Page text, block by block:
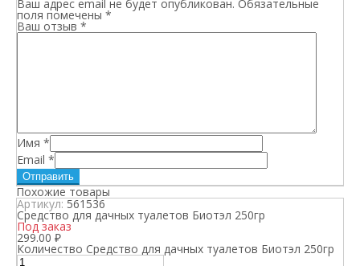
Ваш адрес email не будет опубликован. Обязательные
поля помечены *
Ваш отзыв *
Имя *
Email *
Похожие товары
Артикул:561536
Средство для дачных туалетов Биотэл 250гр
Под заказ
299.00 ₽
Количество Средство для дачных туалетов Биотэл 250гр